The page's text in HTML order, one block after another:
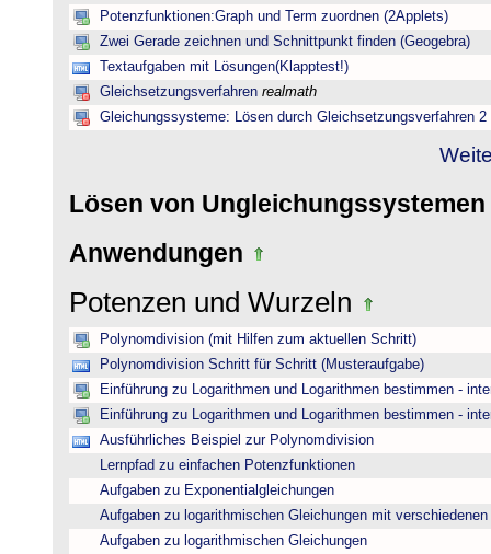
Potenzfunktionen:Graph und Term zuordnen (2Applets)
Zwei Gerade zeichnen und Schnittpunkt finden (Geogebra)
Textaufgaben mit Lösungen(Klapptest!)
Gleichsetzungsverfahren realmath
Gleichungssysteme: Lösen durch Gleichsetzungsverfahren 2
Lösen von Ungleichungssystemen
Anwendungen
Potenzen und Wurzeln
Polynomdivision (mit Hilfen zum aktuellen Schritt)
Polynomdivision Schritt für Schritt (Musteraufgabe)
Einführung zu Logarithmen und Logarithmen bestimmen -
Einführung zu Logarithmen und Logarithmen bestimmen -
Ausführliches Beispiel zur Polynomdivision
Lernpfad zu einfachen Potenzfunktionen
Aufgaben zu Exponentialgleichungen
Aufgaben zu logarithmischen Gleichungen mit verschiedenen
Aufgaben zu logarithmischen Gleichungen